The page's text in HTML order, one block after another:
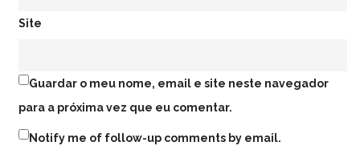
Site
Guardar o meu nome, email e site neste navegador
para a próxima vez que eu comentar.
Notify me of follow-up comments by email.